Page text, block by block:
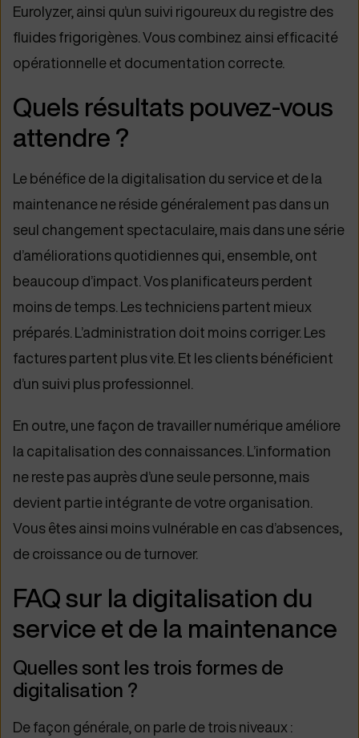
Eurolyzer, ainsi qu’un suivi rigoureux du registre des
fluides frigorigènes. Vous combinez ainsi efficacité
opérationnelle et documentation correcte.
Quels résultats pouvez-vous
attendre ?
Le bénéfice de la digitalisation du service et de la
maintenance ne réside généralement pas dans un
seul changement spectaculaire, mais dans une série
d’améliorations quotidiennes qui, ensemble, ont
beaucoup d’impact. Vos planificateurs perdent
moins de temps. Les techniciens partent mieux
préparés. L’administration doit moins corriger. Les
factures partent plus vite. Et les clients bénéficient
d’un suivi plus professionnel.
En outre, une façon de travailler numérique améliore
la capitalisation des connaissances. L’information
ne reste pas auprès d’une seule personne, mais
devient partie intégrante de votre organisation.
Vous êtes ainsi moins vulnérable en cas d’absences,
de croissance ou de turnover.
FAQ sur la digitalisation du
service et de la maintenance
Quelles sont les trois formes de
digitalisation ?
De façon générale, on parle de trois niveaux :